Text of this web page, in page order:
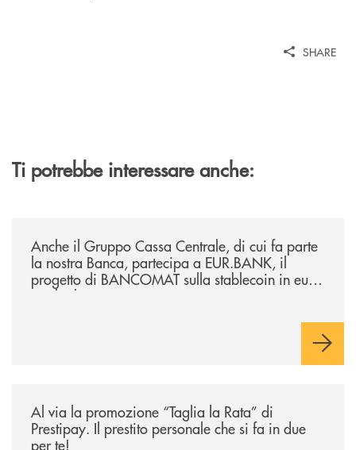
SHARE
Ti potrebbe interessare anche:
Anche il Gruppo Cassa Centrale, di cui fa parte
la nostra Banca, partecipa a EUR.BANK, il
progetto di BANCOMAT sulla stablecoin in euro
e sul relativo ecosistema
Al via la promozione “Taglia la Rata” di
Prestipay. Il prestito personale che si fa in due
per te!